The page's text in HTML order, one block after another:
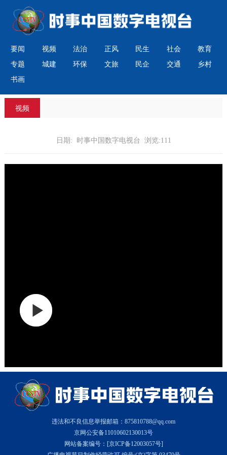
要闻 视频 法治 正风 民生 社会
教育
专题
城建 环保 文旅 民企 交通
乡村
书画
视频
日期: 时事中国数字电视台 浏览:111
违法和不良信息举报邮箱：875810788@qq.com
京网公安备11010602130013号
网站备案编号：[京ICP备12003057号]